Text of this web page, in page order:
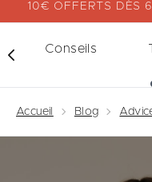
10€ OFFERTS DÈS
Conseils
Accueil Blog